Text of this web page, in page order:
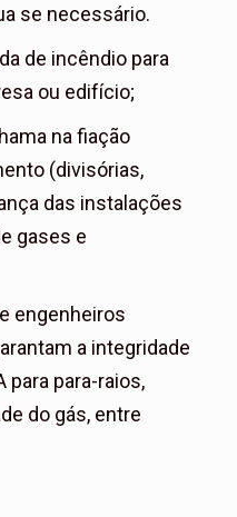
se necessário.
de incêndio para
ou edifício;
na fiação
(divisórias,
das instalações
gases e
engenheiros
a integridade
para para-raios,
do gás, entre